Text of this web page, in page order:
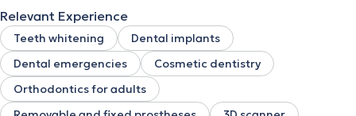
Relevant Experience
Teeth whitening
Dental implants
Dental emergencies
Cosmetic dentistry
Orthodontics for adults